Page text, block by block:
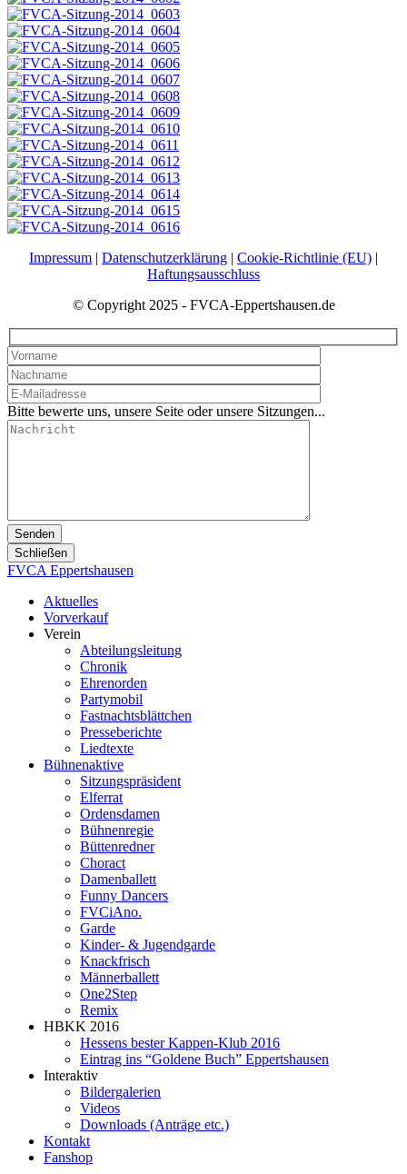
Impressum | Datenschutzerklärung | Cookie-Richtlinie (EU) |
Haftungsausschluss
© Copyright 2025 - FVCA-Eppertshausen.de
Bitte bewerte uns, unsere Seite oder unsere Sitzungen...
Schließen
FVCA Eppertshausen
Aktuelles
Vorverkauf
Verein
Abteilungsleitung
Chronik
Ehrenorden
Partymobil
Fastnachtsblättchen
Presseberichte
Liedtexte
Bühnenaktive
Sitzungspräsident
Elferrat
Ordensdamen
Bühnenregie
Büttenredner
Choract
Damenballett
Funny Dancers
FVCiAno.
Garde
Kinder- & Jugendgarde
Knackfrisch
Männerballett
One2Step
Remix
HBKK 2016
Hessens bester Kappen-Klub 2016
Eintrag ins “Goldene Buch” Eppertshausen
Interaktiv
Bildergalerien
Videos
Downloads (Anträge etc.)
Kontakt
Fanshop